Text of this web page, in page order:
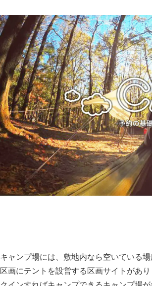
キャンプ場には、敷地内なら空いている
区画にテントを設営する区画サイトがあ